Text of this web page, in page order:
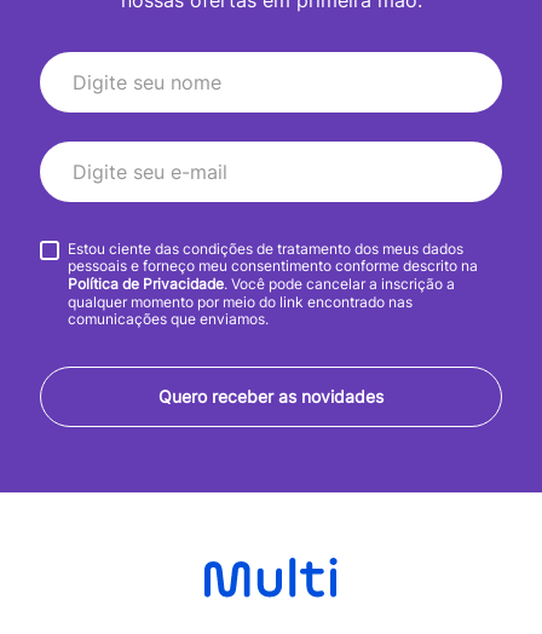
Quero receber as novidades
Estou ciente das condições de tratamento dos meus dados
pessoais e forneço meu consentimento conforme descrito na
Política de Privacidade. Você pode cancelar a inscrição a
qualquer momento por meio do link encontrado nas
comunicações que enviamos.